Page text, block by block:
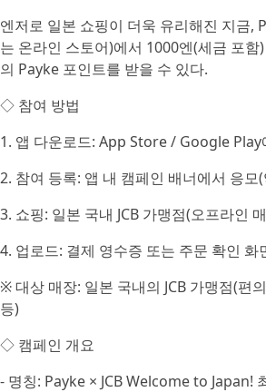
엔저로 일본 쇼핑이 더욱 유리해진 지금,
는 온라인 스토어)에서 1000엔(세금 포
의 Payke 포인트를 받을 수 있다.
◇ 참여 방법
1. 앱 다운로드: App Store / Google Play
2. 참여 등록: 앱 내 캠페인 배너에서 응모
3. 쇼핑: 일본 국내 JCB 가맹점(오프라인
4. 업로드: 결제 영수증 또는 주문 확인
※ 대상 매장: 일본 국내의 JCB 가맹점(편
등)
◇ 캠페인 개요
- 명칭: Payke × JCB Welcome to Japan!